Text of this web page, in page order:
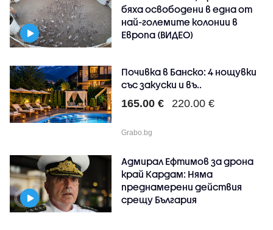
бяха освободени в една от
най-големите колонии в
Европа (ВИДЕО)
Почивка в Банско: 4 нощувки
със закуски и въ..
165.00 € 220.00 €
Grabo.bg
Адмирал Ефтимов за дрона
край Кардам: Няма
преднамерени действия
срещу България